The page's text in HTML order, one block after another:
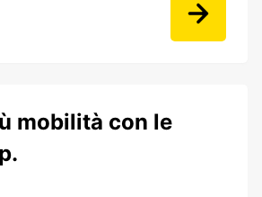
mobilità con le